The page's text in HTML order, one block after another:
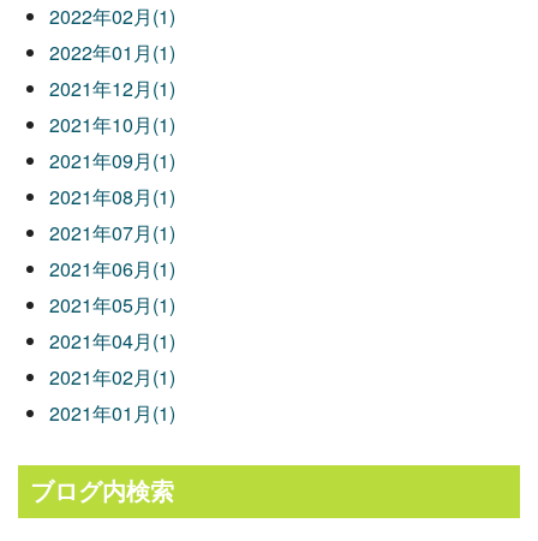
2022年02月(1)
2022年01月(1)
2021年12月(1)
2021年10月(1)
2021年09月(1)
2021年08月(1)
2021年07月(1)
2021年06月(1)
2021年05月(1)
2021年04月(1)
2021年02月(1)
2021年01月(1)
ブログ内検索